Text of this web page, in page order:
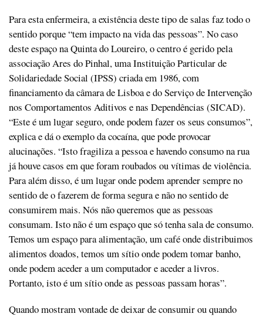
Para esta enfermeira, a existência deste tipo de salas faz todo o
sentido porque “tem impacto na vida das pessoas”. No caso
deste espaço na Quinta do Loureiro, o centro é gerido pela
associação Ares do Pinhal, uma Instituição Particular de
Solidariedade Social (IPSS) criada em 1986, com
financiamento da câmara de Lisboa e do Serviço de Intervenção
nos Comportamentos Aditivos e nas Dependências (SICAD).
“Este é um lugar seguro, onde podem fazer os seus consumos”,
explica e dá o exemplo da cocaína, que pode provocar
alucinações. “Isto fragiliza a pessoa e havendo consumo na rua
já houve casos em que foram roubados ou vítimas de violência.
Para além disso, é um lugar onde podem aprender sempre no
sentido de o fazerem de forma segura e não no sentido de
consumirem mais. Nós não queremos que as pessoas
consumam. Isto não é um espaço que só tenha sala de consumo.
Temos um espaço para alimentação, um café onde distribuimos
alimentos doados, temos um sítio onde podem tomar banho,
onde podem aceder a um computador e aceder a livros.
Portanto, isto é um sítio onde as pessoas passam horas”.
Quando mostram vontade de deixar de consumir ou quando